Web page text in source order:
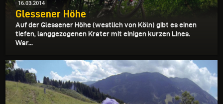
16.03.2014
Glessener Höhe
Auf der Glessener Höhe (westlich von Köln) gibt es einen
tiefen, langgezogenen Krater mit einigen kurzen Lines.
War...